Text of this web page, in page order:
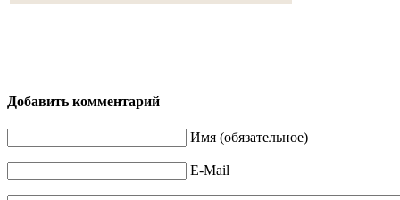
Добавить комментарий
Имя (обязательное)
E-Mail